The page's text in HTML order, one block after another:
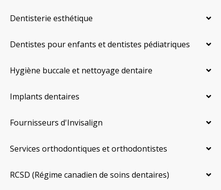
Dentisterie esthétique
Dentistes pour enfants et dentistes pédiatriques
Hygiène buccale et nettoyage dentaire
Implants dentaires
Fournisseurs d'Invisalign
Services orthodontiques et orthodontistes
RCSD (Régime canadien de soins dentaires)